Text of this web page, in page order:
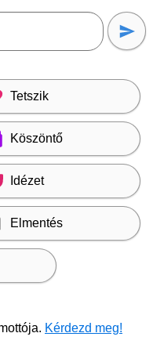
Tetszik
Köszöntő
Idézet
Elmentés
Kérdezd meg!